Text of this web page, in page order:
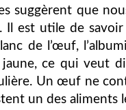
suggèrent que
Il est utile de
de l’œuf,
ce qui veut
Un œuf ne
un des aliments